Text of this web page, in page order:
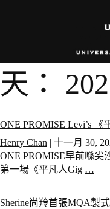
天：
ONE PROMISE Levi’s
Henry Chan | 十一月 30,
ONE PROMISE早前喺尖
第一場《平凡人Gig …
Sherine尚羚首張MQA製